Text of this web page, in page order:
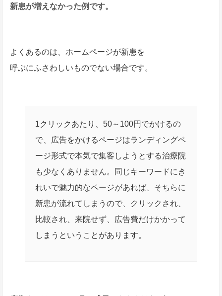
新患が増えなかった例です。
よくあるのは、ホームページが新患を
呼ぶにふさわしいものでない場合です。
1クリックあたり、50～100円でかけるの
で、広告をかけるページはランディングペ
ージ形式で本気で集客しようとする治療院
も少なくありません。同じキーワードにき
れいで魅力的なページがあれば、そちらに
新患が流れてしまうので、クリックされ、
比較され、来院せず、広告費だけかかって
しまうということがあります。